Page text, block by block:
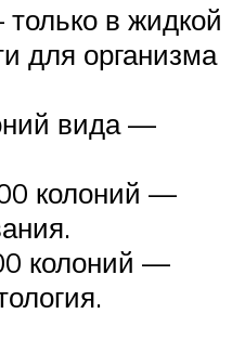
в жидкой
для организма
вида —
колоний —
колоний —